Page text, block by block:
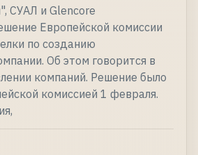
СУАЛ и Glencore
Европейской комиссии
по созданию
Об этом говорится в
компаний. Решение было
комиссией 1 февраля.